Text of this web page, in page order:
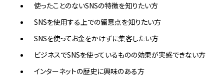
使ったことのないSNSの特徴を知りたい方
SNSを使用する上での留意点を知りたい方
SNSを使ってお金をかけずに集客したい方
ビジネスでSNSを使っているものの効果が実感できない方
インターネットの歴史に興味のある方